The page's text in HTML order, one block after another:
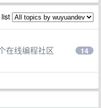
在线编程社区 14